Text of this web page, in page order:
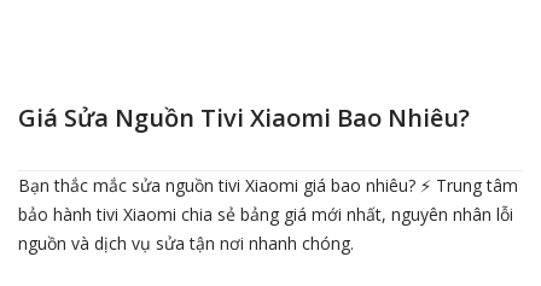
Giá Sửa Nguồn Tivi Xiaomi Bao Nhiêu?
Bạn thắc mắc sửa nguồn tivi Xiaomi giá bao nhiêu? ⚡ Trung tâm
bảo hành tivi Xiaomi chia sẻ bảng giá mới nhất, nguyên nhân lỗi
nguồn và dịch vụ sửa tận nơi nhanh chóng.